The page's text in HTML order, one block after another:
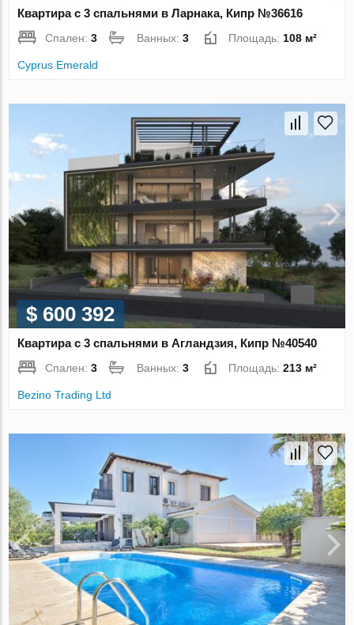
Квартира с 3 спальнями в Ларнака, Кипр №36616
Спален:3 Ванных:3 Площадь:108 м²
Cyprus Emerald
$ 600 392
Квартира с 3 спальнями в Агландзия, Кипр №40540
Спален:3 Ванных:3 Площадь:213 м²
Bezino Trading Ltd